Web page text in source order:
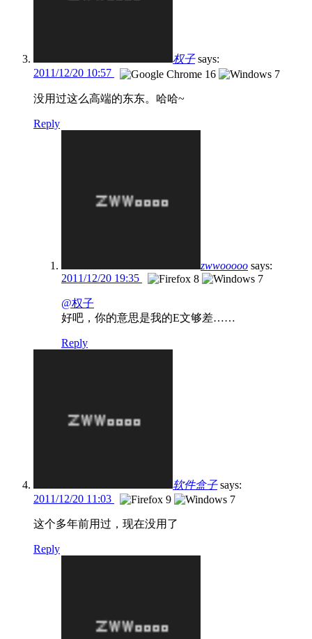
权子 says:
2011/12/20 10:57
没用过这么高端的东东。哈哈~
Reply
zwwooooo says:
2011/12/20 19:35
@权子
好吧，你的意思是我的E文够差……
Reply
软件盒子 says:
2011/12/20 11:03
这个多年前用过，现在没用了
Reply